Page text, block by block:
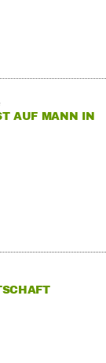
AUF MANN IN W